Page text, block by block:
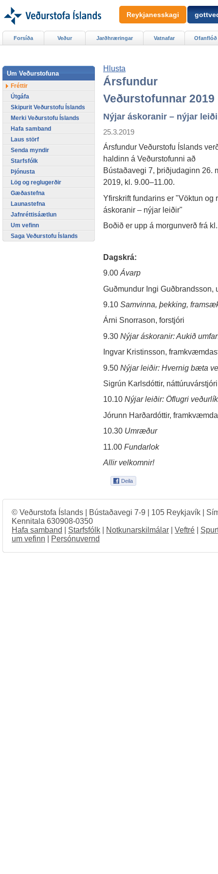
Hlusta
Ársfundur
Veðurstofunnar 2019
Nýjar áskoranir – nýjar
25.3.2019
Ársfundur Veðurstofu Íslands
haldinn á Veðurstofunni að
Bústaðavegi 7, þriðjudaginn 26.
2019, kl. 9.00–11.00.
Yfirskrift fundarins er "Vöktun og
áskoranir – nýjar leiðir"
Boðið er upp á morgunverð frá
Dagskrá:
9.00 Ávarp
Guðmundur Ingi Guðbrandsson,
9.10 Samvinna, þekking,
Árni Snorrason, forstjóri
9.30 Nýjar áskoranir: Aukið
Ingvar Kristinsson,
9.50 Nýjar leiðir: Hvernig bæta
Sigrún Karlsdóttir, náttúruvárstjóri
10.10 Nýjar leiðir: Öflugri
Jórunn Harðardóttir,
10.30 Umræður
11.00 Fundarlok
Allir velkomnir!
Forsíða Veður Jarðhræringar Vatnafar Ofanflóð
Um Veðurstofuna
Fréttir
Útgáfa
Skipurit Veðurstofu Íslands
Merki Veðurstofu Íslands
Hafa samband
Laus störf
Senda myndir
Starfsfólk
Þjónusta
Lög og reglugerðir
Gæðastefna
Launastefna
Jafnréttisáætlun
Um vefinn
Saga Veðurstofu Íslands
Reykjanesskagi
© Veðurstofa Íslands | Bústaðavegi 7-9 | 105 Reykjavík |
Kennitala 630908-0350
Hafa samband
Starfsfólk Notkunarskilmálar Veftré
um vefinn
Persónuvernd